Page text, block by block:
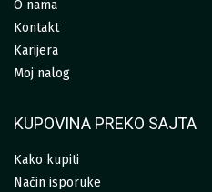
O nama
Kontakt
Karijera
Moj nalog
KUPOVINA PREKO SAJTA
Kako kupiti
Način isporuke